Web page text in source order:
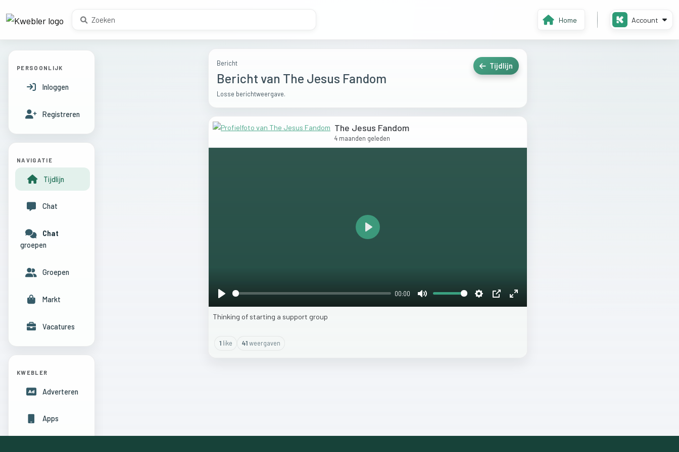
Home Account
Bericht
Bericht van The Jesus Fandom
Losse berichtweergave.
Tijdlijn
The Jesus Fandom
4 maanden geleden
00:00
Play
Thinking of starting a support group
1like 41weergaven
PERSOONLIJK
Inloggen
Registreren
NAVIGATIE
Tijdlijn
Chat
Chat
groepen
Groepen
Markt
Vacatures
KWEBLER
Adverteren
Apps